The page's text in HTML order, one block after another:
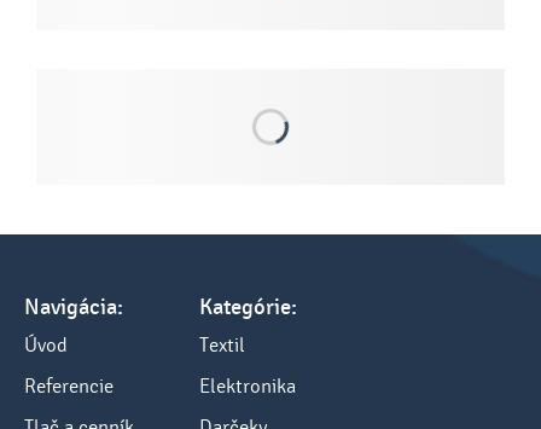
Navigácia:
Úvod
Referencie
Kategórie:
Textil
Elektronika